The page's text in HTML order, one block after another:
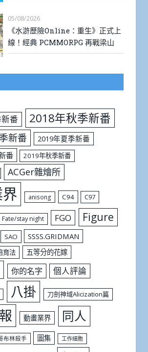
05/08/2026
《水滸歷險Online：重生》正式上
線！經典 PCMMORPG 再戰梁山
番 2018年秋季新番
新番
2019年夏季新番
番
2019年秋季新番
ACGer雜燴所
anisong C94 C97
Fate/stay night FGO Figure
SAO SSSS.GRIDMAN
育法 五等分的花嫁
你的名字 個人評論
八掛 刀劍神域Alicization篇
動畫業界 同人
布林殺手 圖集 工作細胞